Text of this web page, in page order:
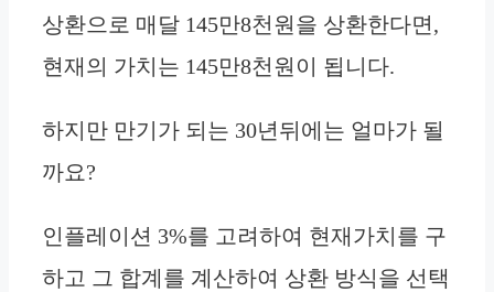
상환으로 매달 145만8천원을 상환한다면,
현재의 가치는 145만8천원이 됩니다.
하지만 만기가 되는 30년뒤에는 얼마가 될
까요?
인플레이션 3%를 고려하여 현재가치를 구
하고 그 합계를 계산하여 상환 방식을 선택